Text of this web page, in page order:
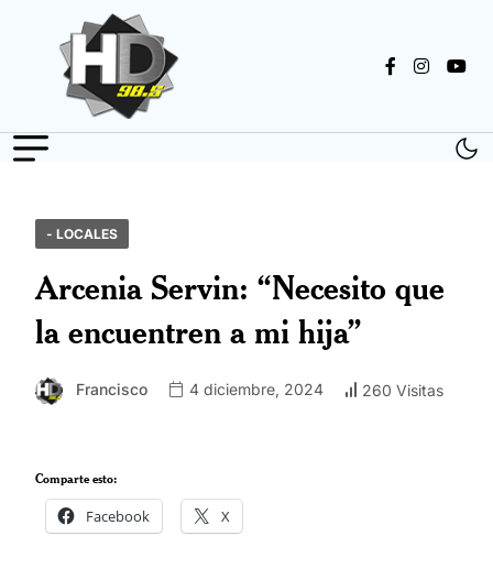
- LOCALES
Arcenia Servin: “Necesito que
la encuentren a mi hija”
Francisco 4 diciembre, 2024 260 Visitas
Comparte esto:
Facebook X